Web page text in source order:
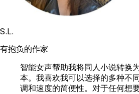
S.L.
有抱负的作家
智能女声帮助我将同人小说转换
本。我喜欢我可以选择的多种不
调和速度的简便性。对于任何想